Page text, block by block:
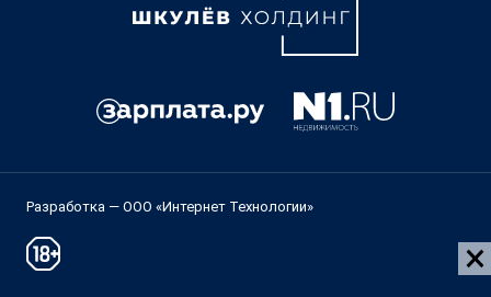
Разработка — ООО «Интернет Технологии»